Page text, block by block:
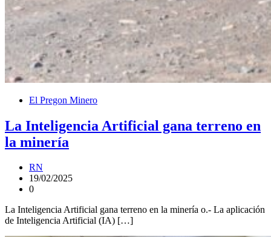
El Pregon Minero
La Inteligencia Artificial gana terreno en
la minería
RN
19/02/2025
0
La Inteligencia Artificial gana terreno en la minería o.- La aplicación
de Inteligencia Artificial (IA) […]